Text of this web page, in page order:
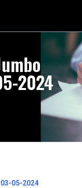
2024
05-2024